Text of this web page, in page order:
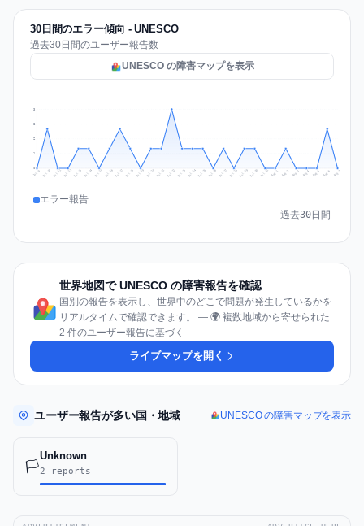
30日間のエラー傾向 - UNESCO
過去30日間のユーザー報告数
UNESCO の障害マップを表示
1
2
2
3
Jul 9 Jul 10 Jul 11 Jul 12 Jul 13 Jul 14 Jul 15 Jul 16 Jul 17 Jul 18 Jul 19 Jul 20 Jul 21 Jul 22 Jul 23 Jul 24 Jul 25 Jul 26 Jul 27 Jul 28 Jul 29 Jul 30 Jul 31 Aug 1 Aug 2 Aug 3 Aug 4 Aug 5 Aug 6 Aug 7
エラー報告
過去30日間
世界地図で UNESCO の障害報告を確認
国別の報告を表示し、世界中のどこで問題が発生しているかを
リアルタイムで確認できます。 — 🌍 複数地域から寄せられた
2 件のユーザー報告に基づく
ライブマップを開く
ユーザー報告が多い国・地域 UNESCO の障害マップを表示
🏳️
Unknown
2 reports